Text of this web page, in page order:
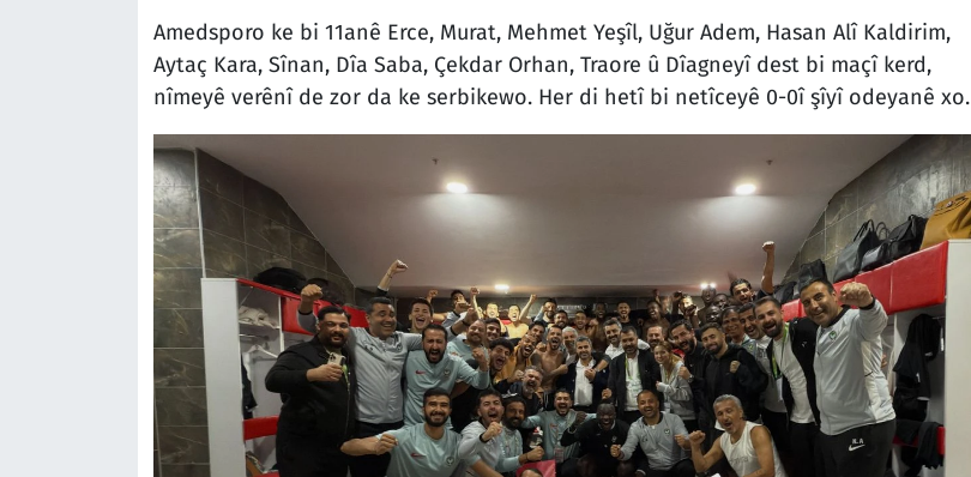
Amedsporo ke bi 11anê Erce, Murat, Mehmet Yeşîl, Uğur Adem, Hasan Alî Kaldirim,
Aytaç Kara, Sînan, Dîa Saba, Çekdar Orhan, Traore û Dîagneyî dest bi maçî kerd,
nîmeyê verênî de zor da ke serbikewo. Her di hetî bi netîceyê 0-0î şîyî odeyanê xo.